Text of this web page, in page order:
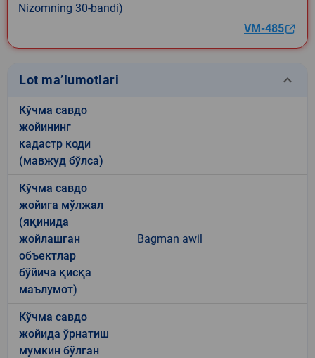
Nizomning 30-bandi)
VM-485
Lot ma’lumotlari keyboard_arrow_down
Кўчма савдо
жойининг
кадастр коди
(мавжуд бўлса)
Кўчма савдо
жойига мўлжал
(яқинида
жойлашган
объектлар
бўйича қисқа
маълумот)
Bagman awil
Кўчма савдо
жойида ўрнатиш
мумкин бўлган